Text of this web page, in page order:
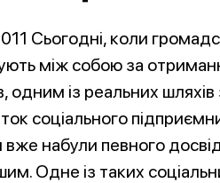
Сьогодні, коли
між собою за
одним із реальних шляхів
соціального
вже набули певного
Одне із таких